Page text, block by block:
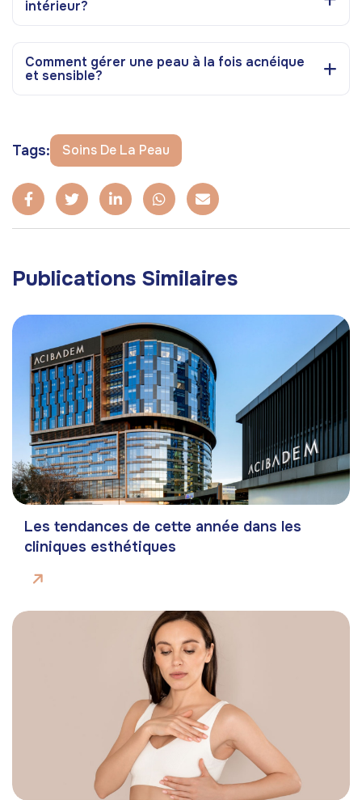
intérieur?
Comment gérer une peau à la fois acnéique
et sensible?
Tags: Soins De La Peau
Publications Similaires
Les tendances de cette année dans les
cliniques esthétiques